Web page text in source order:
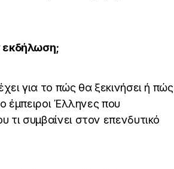
εκδήλωση;
για το πώς θα ξεκινήσει ή πώς
έμπειροι Έλληνες που
τι συμβαίνει στον επενδυτικό